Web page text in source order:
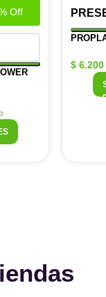
Off
$ 6.200